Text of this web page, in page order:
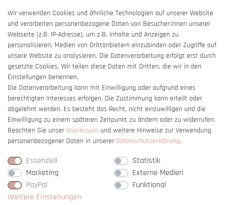
AGB
Impressum
Barrierefreiheitserklärung
Vertrag widerrufen
Wir verwenden Cookies und ähnliche Technologien auf unserer Website
und verarbeiten personenbezogene Daten von Besucher:innen unserer
Webseite (z.B. IP-Adresse), um z.B. Inhalte und Anzeigen zu
personalisieren, Medien von Drittanbietern einzubinden oder Zugriffe auf
unsere Website zu analysieren. Die Datenverarbeitung erfolgt erst durch
gesetzte Cookies. Wir teilen diese Daten mit Dritten, die wir in den
Einstellungen benennen.
Die Datenverarbeitung kann mit Einwilligung oder aufgrund eines
berechtigten Interesses erfolgen. Die Zustimmung kann erteilt oder
abgelehnt werden. Es besteht das Recht, nicht einzuwilligen und die
Einwilligung zu einem späteren Zeitpunkt zu ändern oder zu widerrufen.
Beachten Sie unser Impressum und weitere Hinweise zur Verwendung
personenbezogener Daten in unserer Daten­schutz­erklärung.
Essenziell
Statistik
Marketing
Externe Medien
PayPal
Funktional
Weitere Einstellungen